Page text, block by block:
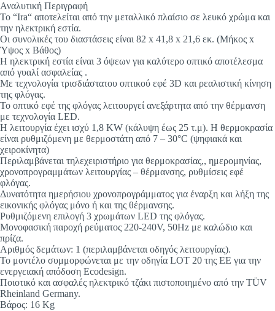
Αναλυτική Περιγραφή
To “Ira“ αποτελείται από την μεταλλικό πλαίσιο σε λευκό χρώμα και
την ηλεκτρική εστία.
Οι συνολικές του διαστάσεις είναι 82 x 41,8 x 21,6 εκ. (Μήκος x
Ύψος x Βάθος)
Η ηλεκτρική εστία είναι 3 όψεων για καλύτερο οπτικό αποτέλεσμα
από γυαλί ασφαλείας .
Με τεχνολογία τρισδιάστατου οπτικού εφέ 3D και ρεαλιστική κίνηση
της φλόγας.
Το οπτικό εφέ της φλόγας λειτουργεί ανεξάρτητα από την θέρμανση
με τεχνολογία LED.
Η λειτουργία έχει ισχύ 1,8 KW (κάλυψη έως 25 τ.μ). Η θερμοκρασία
είναι ρυθμιζόμενη με θερμοστάτη από 7 – 30°C (ψηφιακά και
χειροκίνητα)
Περιλαμβάνεται τηλεχειριστήριο για θερμοκρασίας,, ημερομηνίας,
χρονοπρογραμμάτων λειτουργίας – θέρμανσης, ρυθμίσεις εφέ
φλόγας.
Δυνατότητα ημερήσιου χρονοπρογράμματος για έναρξη και λήξη της
εικονικής φλόγας μόνο ή και της θέρμανσης.
Ρυθμιζόμενη επιλογή 3 χρωμάτων LED της φλόγας.
Μονοφασική παροχή ρεύματος 220-240V, 50Hz με καλώδιο και
πρίζα.
Αριθμός δεμάτων: 1 (περιλαμβάνεται οδηγός λειτουργίας).
Το μοντέλο συμμορφώνεται με την οδηγία LOT 20 της ΕΕ για την
ενεργειακή απόδοση Ecodesign.
Ποιοτικό και ασφαλές ηλεκτρικό τζάκι πιστοποιημένο από την TÜV
Rheinland Germany.
Βάρος: 16 Kg